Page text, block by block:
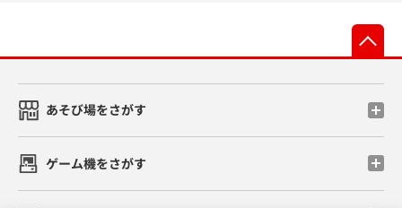
あそび場をさがす
ゲーム機をさがす